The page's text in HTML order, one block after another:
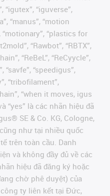
“igutex”, “iguverse”,
“manus”, “motion
“plastics for
“Rawbot”, “RBTX”,
“ReBeL”, “ReCyycle”,
“savfe”, “speedigus”,
“tribofilament”,
“when it moves, igus
“yes” là các nhãn hiệu đã
SE & Co. KG, Cologne,
như tại nhiều quốc
trên toàn cầu. Danh
và không đầy đủ về các
hiệu đã đăng ký hoặc
chờ phê duyệt) của
ty liên kết tại Đức,